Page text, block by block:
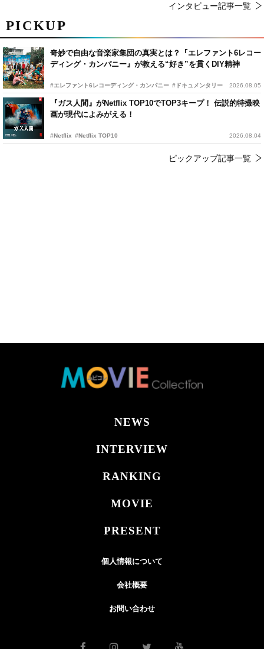
PICKUP
奇妙で自由な音楽家集団の真実とは？『エレファント6レコー
ディング・カンパニー』が教える“好き”を貫くDIY精神
#エレファント6レコーディング・カンパニー #ドキュメンタリー 2026.08.05
『ガス人間』がNetflix TOP10でTOP3キープ！ 伝説的特撮映
画が現代によみがえる！
#Netflix #Netflix TOP10 2026.08.04
ピックアップ記事一覧
インタビュー記事一覧
NEWS
INTERVIEW
RANKING
MOVIE
PRESENT
個人情報について
会社概要
お問い合わせ